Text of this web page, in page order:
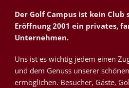
Der Golf Campus ist kein Club
Eröffnung 2001 ein privates,
Unternehmen.
Uns ist es wichtig jedem einen
und dem Genuss unserer
ermöglichen. Besucher, Gäste,